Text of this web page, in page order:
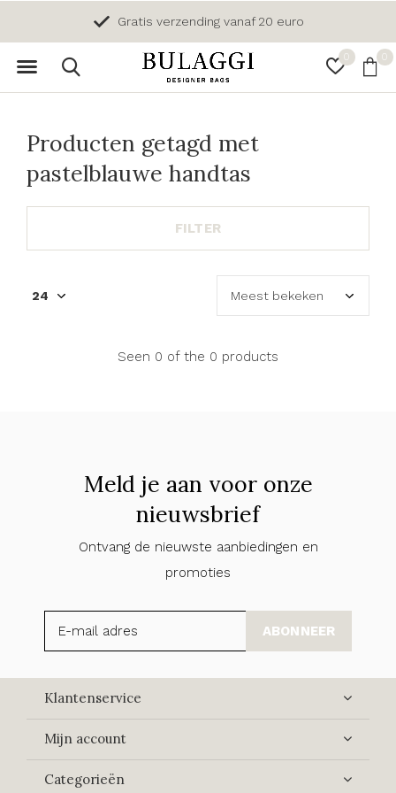
0 0
Gratis verzending vanaf 20 euro
Producten getagd met
pastelblauwe handtas
FILTER
Seen 0 of the 0 products
Meld je aan voor onze
nieuwsbrief
Ontvang de nieuwste aanbiedingen en
promoties
ABONNEER
Klantenservice
Mijn account
Categorieën